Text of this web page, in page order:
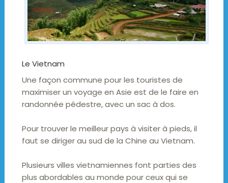
Le Vietnam
Une façon commune pour les touristes de
maximiser un voyage en Asie est de le faire en
randonnée pédestre, avec un sac à dos.
Pour trouver le meilleur pays à visiter à pieds, il
faut se diriger au sud de la Chine au Vietnam.
Plusieurs villes vietnamiennes font parties des
plus abordables au monde pour ceux qui se